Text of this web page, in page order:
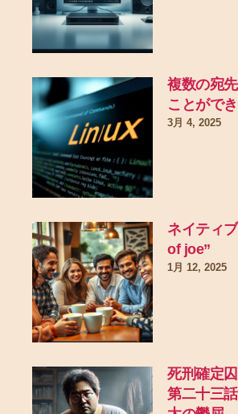
複数の宛
ことがで
3月 4, 2025
ネイティ
of joe”
1月 12, 2025
死刑確定
第二十三